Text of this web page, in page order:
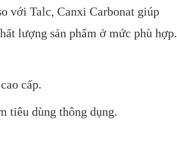
với Talc, Canxi Carbonat giúp
lượng sản phẩm ở mức phù hợp.
cấp.
tiêu dùng thông dụng.